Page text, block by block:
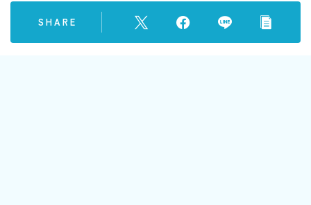
SHARE